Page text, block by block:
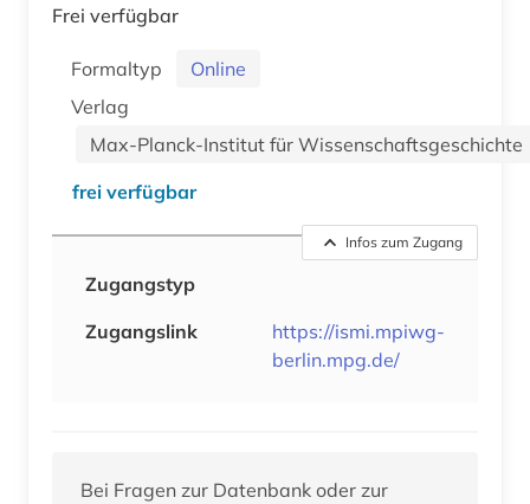
Frei verfügbar
Formaltyp
Online
Verlag
Max-Planck-Institut für Wissenschaftsgeschichte
frei verfügbar
Infos zum Zugang
Zugangstyp
Zugangslink
https://ismi.mpiwg-
berlin.mpg.de/
Bei Fragen zur Datenbank oder zur